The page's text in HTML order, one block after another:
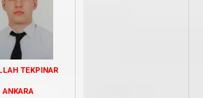
TEKPINAR
ANKARA